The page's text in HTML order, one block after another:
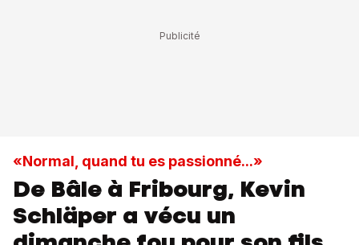
«Normal, quand tu es passionné...»
De Bâle à Fribourg, Kevin
Schläper a vécu un